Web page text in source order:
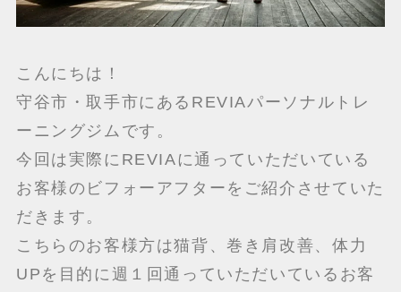
こんにちは！
守谷市・取手市にあるREVIAパーソナルトレ
ーニングジムです。
今回は実際にREVIAに通っていただいている
お客様のビフォーアフターをご紹介させていた
だきます。
こちらのお客様方は猫背、巻き肩改善、体力
UPを目的に週１回通っていただいているお客